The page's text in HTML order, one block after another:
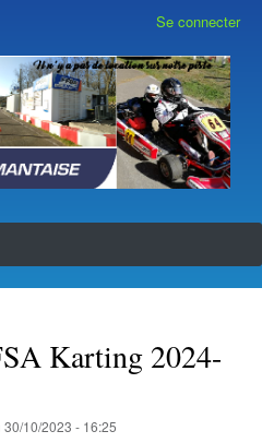
contenu
principal
Se connecter
Karting 2024-
30/10/2023 - 16:25